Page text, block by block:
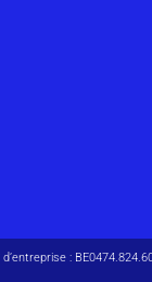
d’entreprise :